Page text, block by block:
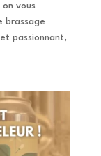
vous
brassage
passionnant,